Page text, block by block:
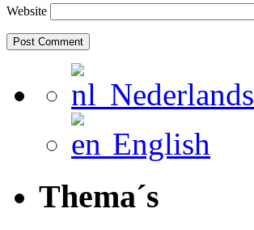
Website
Nederlands
English
Thema´s